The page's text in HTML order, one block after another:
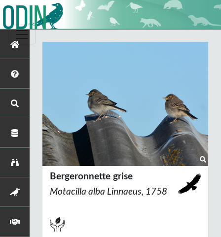
Bergeronnette grise
Motacilla alba Linnaeus, 1758